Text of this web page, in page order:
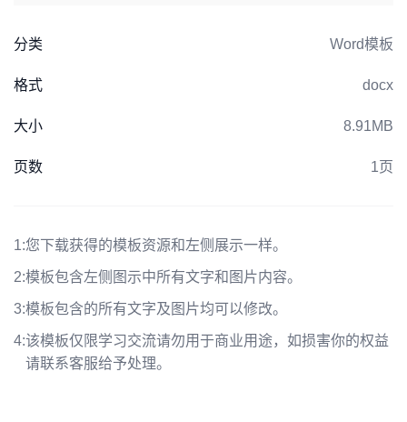
分类 Word模板
格式 docx
大小 8.91MB
页数 1页
1:您下载获得的模板资源和左侧展示一样。
2:模板包含左侧图示中所有文字和图片内容。
3:模板包含的所有文字及图片均可以修改。
4:该模板仅限学习交流请勿用于商业用途，如损害你的权益
请联系客服给予处理。